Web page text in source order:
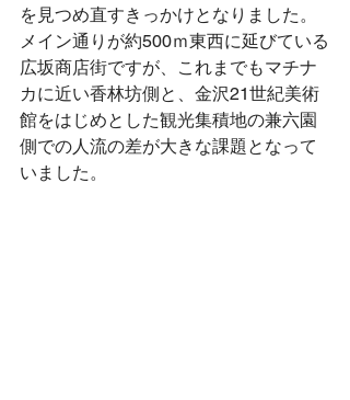
を見つめ直すきっかけとなりました。
メイン通りが約500ｍ東西に延びている
広坂商店街ですが、これまでもマチナ
カに近い香林坊側と、金沢21世紀美術
館をはじめとした観光集積地の兼六園
側での人流の差が大きな課題となって
いました。